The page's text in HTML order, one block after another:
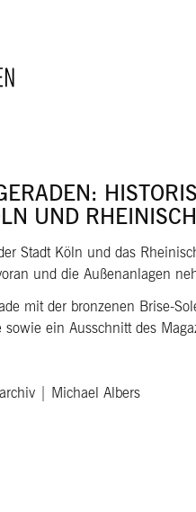
UND
Stadt Köln und das
und die Außenanlagen
mit der bronzenen Brise-
sowie ein Ausschnitt des
| Michael Albers